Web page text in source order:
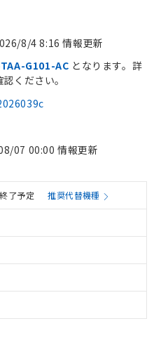
8/4 8:16 情報更新
G101-AC となります。詳
ください。
07 00:00 情報更新
了予定 推奨代替機種